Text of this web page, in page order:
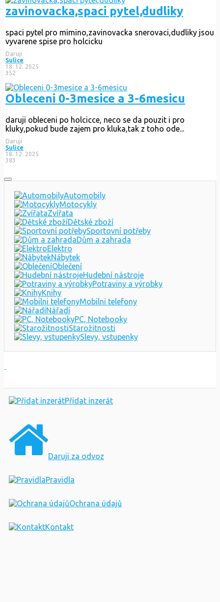
zavinovacka,spaci pytel,dudliky
spaci pytel pro mimino,zavinovacka snerovaci,dudliky jsou
vyvarene spise pro holcicku
Daruji
Sulice
18. 12. 2025
352
Obleceni 0-3mesice a 3-6mesicu
daruji obleceni po holcicce, neco se da pouzit i pro
kluky,pokud bude zajem pro kluka,tak z toho ode...
Daruji
Sulice
18. 12. 2025
383
Automobily
Motocykly
Zvířata
Dětské zboží
Sportovní potřeby
Dům a zahrada
Elektro
Nábytek
Oblečení
Hudební nástroje
Potraviny a výrobky
Knihy
Mobilni telefony
Nářadí
PC, Notebooky
Starožitnosti
Slevy, vstupenky
Přidat inzerát
Daruji za odvoz
Pravidla
Ochrana údajů
Kontakt